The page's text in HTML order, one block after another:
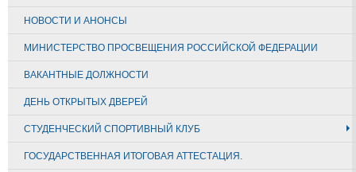
НОВОСТИ И АНОНСЫ
МИНИСТЕРСТВО ПРОСВЕЩЕНИЯ РОССИЙСКОЙ ФЕДЕРАЦИИ
ВАКАНТНЫЕ ДОЛЖНОСТИ
ДЕНЬ ОТКРЫТЫХ ДВЕРЕЙ
СТУДЕНЧЕСКИЙ СПОРТИВНЫЙ КЛУБ
ГОСУДАРСТВЕННАЯ ИТОГОВАЯ АТТЕСТАЦИЯ.